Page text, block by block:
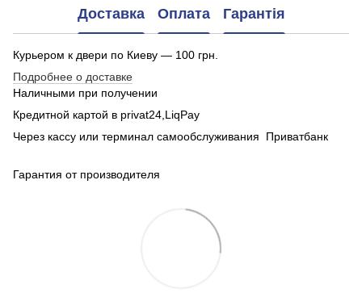
Доставка Оплата Гарантія
Курьером к двери по Киеву — 100 грн.
Подробнее о доставке
Наличными при получении
Кредитной картой в privat24,LiqPay
Через кассу или терминал самообслуживания Приватбанк
Гарантия от производителя